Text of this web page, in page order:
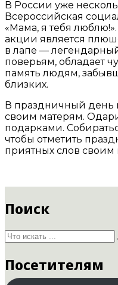
В России уже
Всероссийская
«Мама, я тебя
акции является
в лапе —
поверьям, обладает
память людям,
близких.
В праздничный день
своим матерям.
подарками.
чтобы отметить
приятных слов своим
Поиск
Посетителям